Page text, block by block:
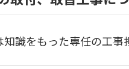
識をもった専任の工事